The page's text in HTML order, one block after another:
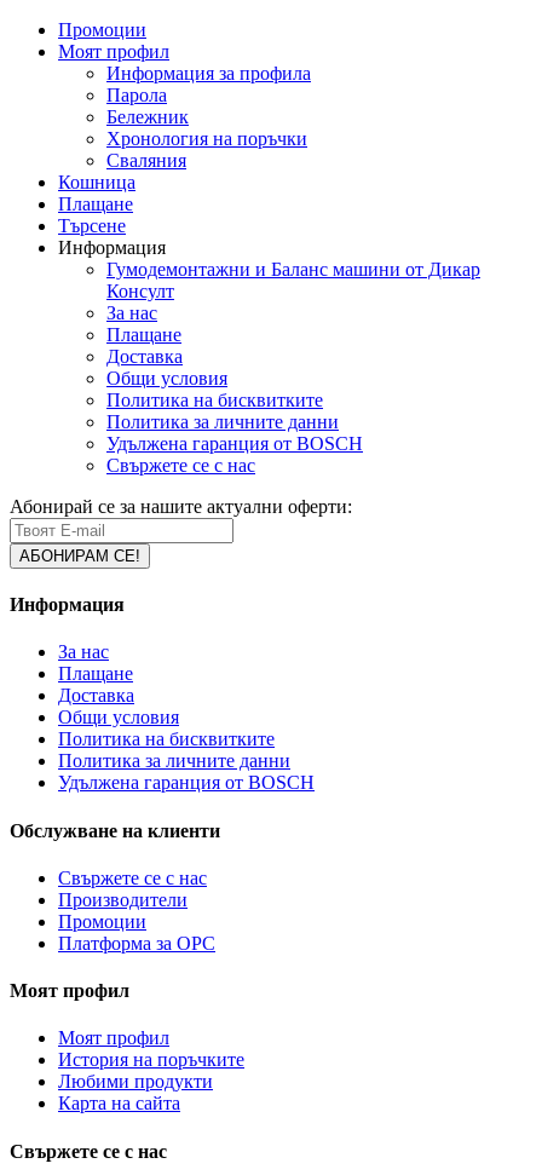
Промоции
Моят профил
Информация за профила
Парола
Бележник
Хронология на поръчки
Сваляния
Кошница
Плащане
Търсене
Информация
Гумодемонтажни и Баланс машини от Дикар
Консулт
За нас
Плащане
Доставка
Общи условия
Политика на бисквитките
Политика за личните данни
Удължена гаранция от BOSCH
Свържете се с нас
Абонирай се за нашите актуални оферти:
Информация
За нас
Плащане
Доставка
Общи условия
Политика на бисквитките
Политика за личните данни
Удължена гаранция от BOSCH
Обслужване на клиенти
Свържете се с нас
Производители
Промоции
Платформа за ОРС
Моят профил
Моят профил
История на поръчките
Любими продукти
Карта на сайта
Свържете се с нас